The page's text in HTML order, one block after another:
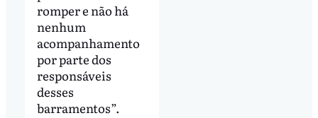
romper e não há
nenhum
acompanhamento
por parte dos
responsáveis
desses
barramentos”.